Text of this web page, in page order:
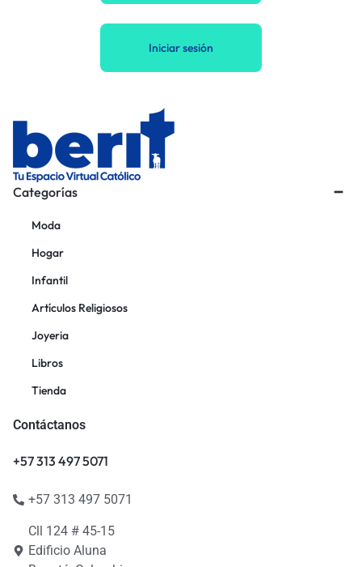
Iniciar sesión
Categorías
Moda
Hogar
Infantil
Artículos Religiosos
Joyeria
Libros
Tienda
Contáctanos
+57 313 497 5071
+57 313 497 5071
Cll 124 # 45-15
Edificio Aluna